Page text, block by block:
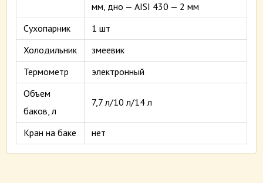
мм, дно — AISI 430 — 2 мм
Сухопарник
1 шт
Холодильник
змеевик
Термометр
электронный
Объем
баков, л
7,7 л/10 л/14 л
Кран на баке нет